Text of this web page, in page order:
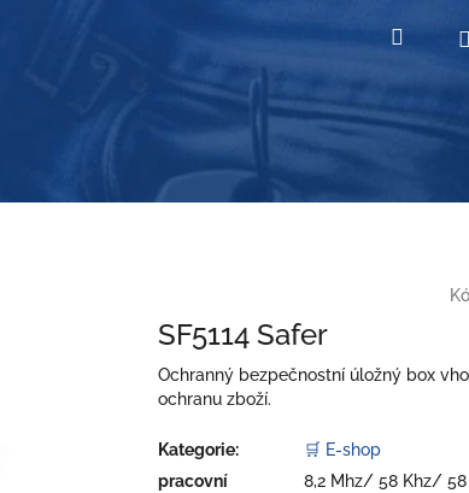
Hledat
SF5114 Safer
Ochranný bezpečnostní úložný box
ochranu zboží.
Kategorie:
🛒 E-shop
pracovní
8,2 Mhz/ 58 Khz/ 58